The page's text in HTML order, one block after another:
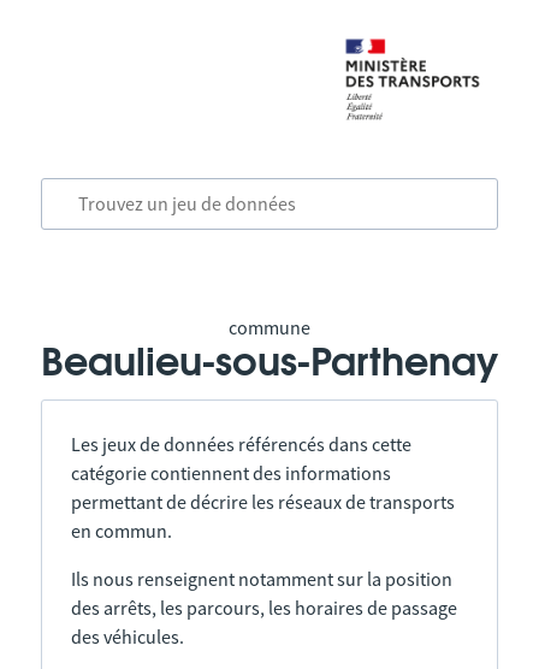
commune
Beaulieu-sous-Parthenay
Les jeux de données référencés dans cette
catégorie contiennent des informations
permettant de décrire les réseaux de transports
en commun.
Ils nous renseignent notamment sur la position
des arrêts, les parcours, les horaires de passage
des véhicules.